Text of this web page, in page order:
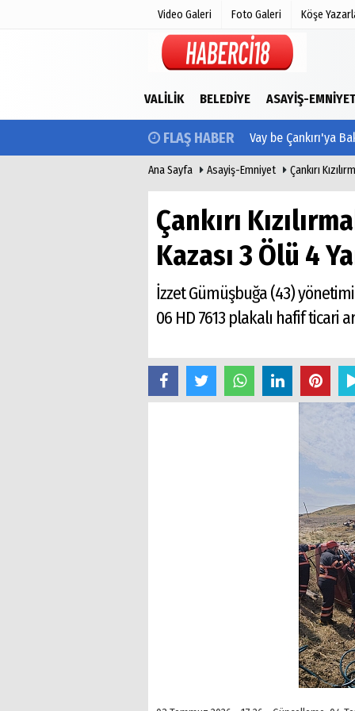
Video Galeri Foto Galeri Köşe
VALILIK BELEDIYE ASAYIŞ-EMNIYET
Haber Arşivi
Hava
Gazete
Anketler
Biyografiler
FLAŞ HABER Vay be Çankırı'ya
Ana Sayfa Asayiş-Emniyet Çankırı
Çankırı
Kazası 3 Ölü 4
İzzet Gümüşbuğa (43)
06 HD 7613 plakalı hafif ticari